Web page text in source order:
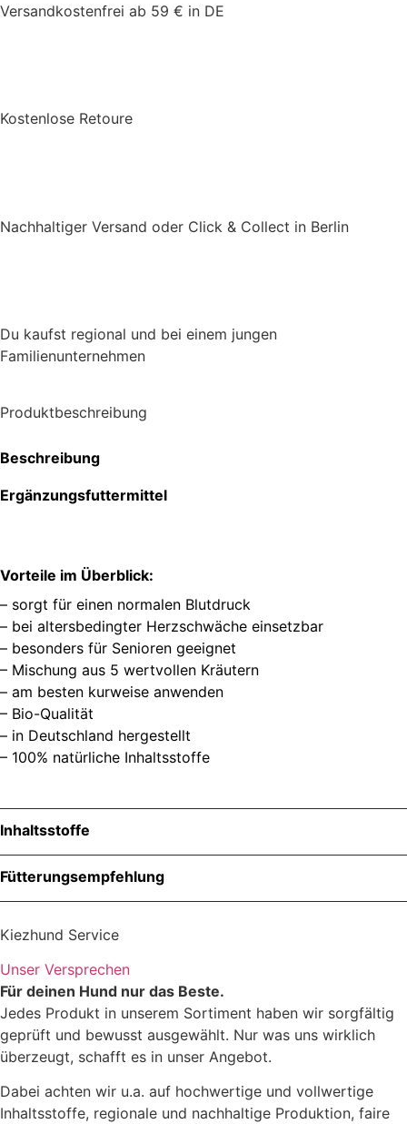
Versandkostenfrei ab 59 € in DE
Kostenlose Retoure
Nachhaltiger Versand oder Click & Collect in Berlin
Du kaufst regional und bei einem jungen
Familienunternehmen
Produktbeschreibung
Beschreibung
Ergänzungsfuttermittel
Vorteile im Überblick:
– sorgt für einen normalen Blutdruck
– bei altersbedingter Herzschwäche einsetzbar
– besonders für Senioren geeignet
– Mischung aus 5 wertvollen Kräutern
– am besten kurweise anwenden
– Bio-Qualität
– in Deutschland hergestellt
– 100% natürliche Inhaltsstoffe
Inhaltsstoffe
Rohprotein 15,7%
Fütterungsempfehlung
Kiezhund Service
Unser Versprechen
Für deinen Hund nur das Beste.
Jedes Produkt in unserem Sortiment haben wir sorgfältig
geprüft und bewusst ausgewählt. Nur was uns wirklich
überzeugt, schafft es in unser Angebot.
Dabei achten wir u.a. auf hochwertige und vollwertige
Inhaltsstoffe, regionale und nachhaltige Produktion, faire